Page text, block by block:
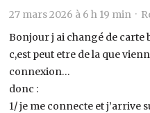
27 mars 2026 à 6 h 19 min ·
Bonjour j ai changé de carte
c,est peut etre de la que
connexion…
donc :
1/ je me connecte et j’arrive